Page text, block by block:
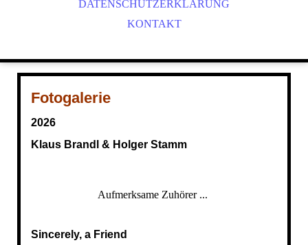
DATENSCHUTZERKLÄRUNG
KONTAKT
Fotogalerie
2026
Klaus Brandl & Holger Stamm
Aufmerksame Zuhörer ...
Sincerely, a Friend